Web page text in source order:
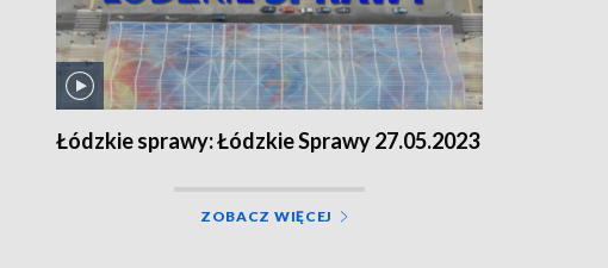
Łódzkie sprawy: Łódzkie Sprawy 27.05.2023
ZOBACZ WIĘCEJ